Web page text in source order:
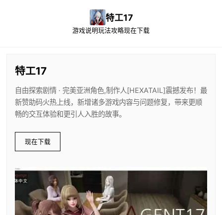
特工17
游戏说明玩法攻略现在下载
特工17
自由探索剧情 · 完美亚洲角色,制作人[HEXATAIL]震撼发布！最
新赞助码火热上线，新增诸多游戏内容与问题修复，带来更顺
畅的交互体验和更引人入胜的故事。
现在下载